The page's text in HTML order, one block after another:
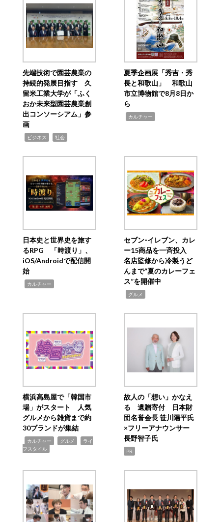
先端技術で園芸農業の
持続的発展目指す 久
留米工業大学が「ふく
おか未来型園芸農業創
出コンソーシアム」参
画
ビジネス 社会
夏季企画展「秀吉・秀
長と和歌山」 和歌山
市立博物館で8月8日か
ら
カルチャー
日本史と世界史を旅す
るRPG 「時渡り」、
iOS/Androidで配信開
始
カルチャー
セブン‐イレブン、カレ
ー15商品を一斉投入
名店監修から冷製うど
んまで“夏のカレーフェ
ス”を開催中
グルメ
横浜高島屋で「韓国市
場」がスタート 人気
グルメから雑貨まで約
30ブランドが集結
カルチャー グルメ
ライ
フスタイル
故人の「想い」かなえ
る 遺贈寄付 日本財
団名誉会長 笹川陽平氏
×フリーアナウンサー
長野智子氏
PR